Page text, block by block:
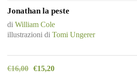
Jonathan la peste
di William Cole
illustrazioni di Tomi Ungerer
€16,00 €15,20